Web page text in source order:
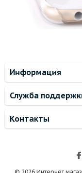
Информация
Служба
Контакты